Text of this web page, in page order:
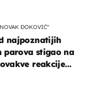
ĐOKOVIĆ"
najpoznatijih
parova stigao na
reakcije